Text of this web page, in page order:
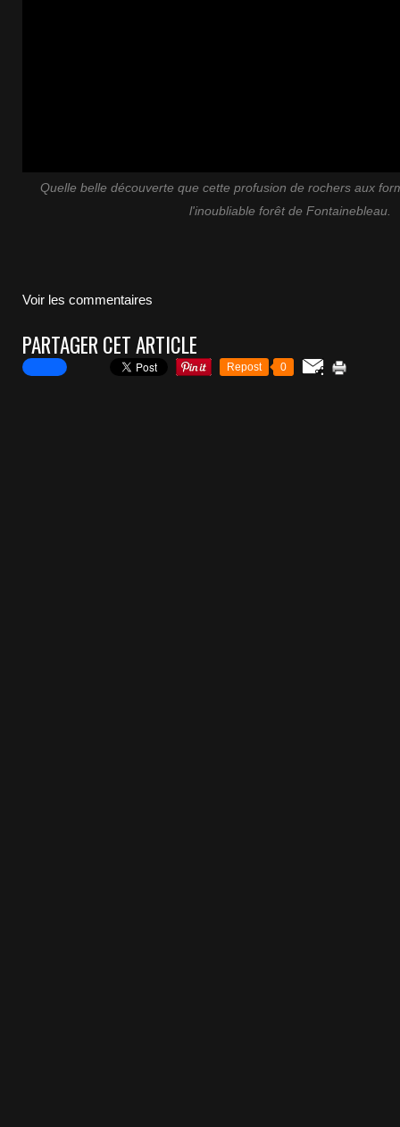
Quelle belle découverte que cette profusion de rochers aux
l'inoubliable forêt de Fontainebleau.
Voir les commentaires
PARTAGER CET ARTICLE
Repost 0